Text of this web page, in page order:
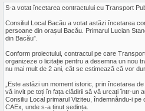
S-a votat încetarea contractului cu Transport
Consiliul Local Bacău a votat astăzi încetarea
persoane din orașul Bacău. Primarul Lucian
din Bacău”.
Conform proiectului, contractul pe care
organizeze o licitație pentru a desemna un nou
nu mai mult de 2 ani, cât se estimează că vor
„Este astăzi un moment istoric, prin încetarea
vă invit pe toți în fața clădirii să vă urcați într-un
Consiliu Local primarul Viziteu, îndemnându-i
CAEx, unde s-a ținut ședința.